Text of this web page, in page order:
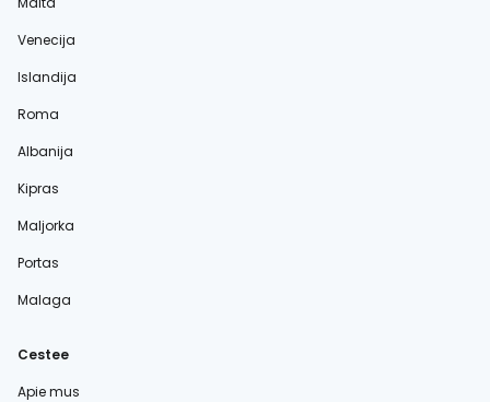
Venecija
Islandija
Roma
Albanija
Kipras
Maljorka
Portas
Malaga
Cestee
Apie mus